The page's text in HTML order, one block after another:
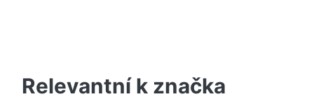
Relevantní k značka